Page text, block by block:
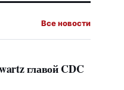
Все новости
главой CDC